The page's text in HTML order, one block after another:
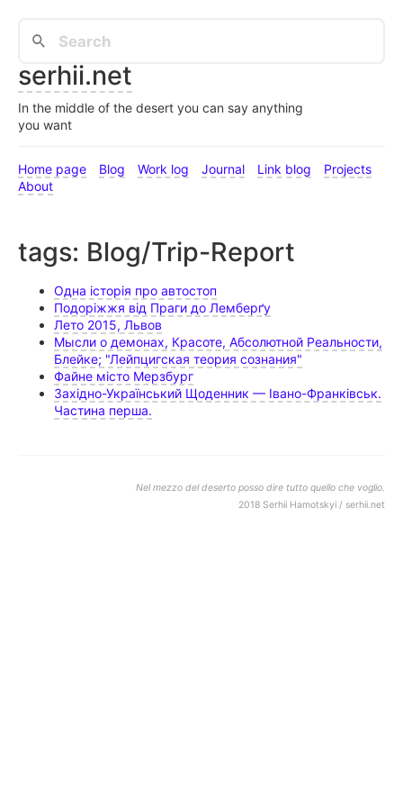
serhii.net
In the middle of the desert you can say anything
you want
Home page Blog Work log Journal Link blog
Projects
About
tags: Blog/Trip-Report
Одна історія про автостоп
Подоріжжя від Праги до Лемберґу
Лето 2015, Львов
Мысли о демонах, Красоте, Абсолютной Реальности,
Блейке; "Лейпцигская теория сознания"
Файне місто Мерзбург
Західно-Український Щоденник — Івано-Франківськ.
Частина перша.
Nel mezzo del deserto posso dire tutto quello che voglio.
2018 Serhii Hamotskyi / serhii.net